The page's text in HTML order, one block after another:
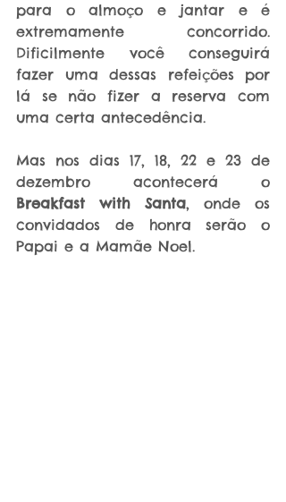
para o almoço e jantar e é
extremamente concorrido.
Dificilmente você conseguirá
fazer uma dessas refeições por
lá se não fizer a reserva com
uma certa antecedência.
Mas nos dias 17, 18, 22 e 23 de
Breakfast with Santa, onde os
convidados de honra serão o
Papai e a Mamãe Noel.